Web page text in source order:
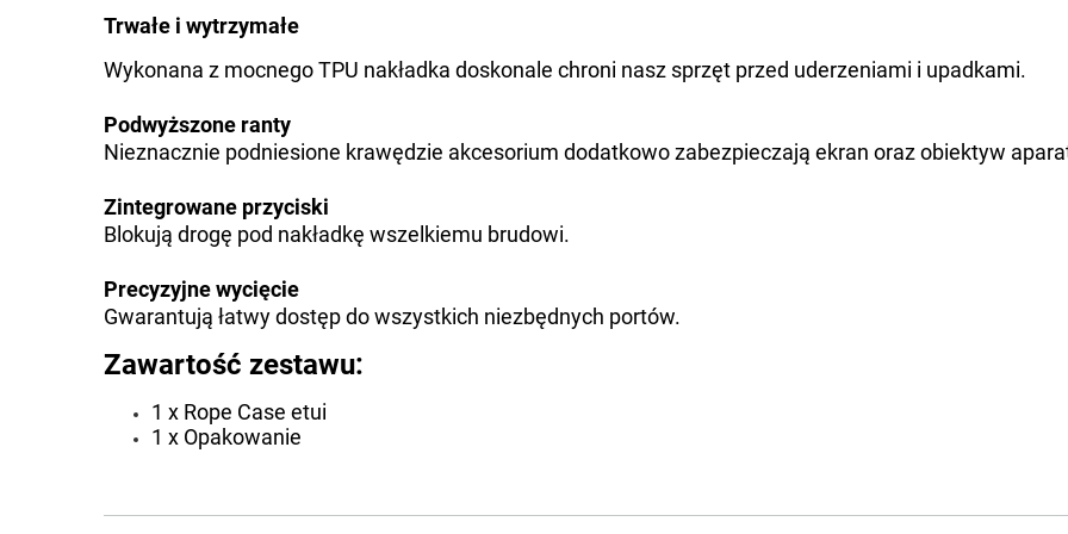
Trwałe i wytrzymałe
Wykonana z mocnego TPU nakładka doskonale chroni nasz sprzęt przed uderzeniami i upadkami.
Podwyższone ranty
Nieznacznie podniesione krawędzie akcesorium dodatkowo zabezpieczają ekran oraz obiektyw
Zintegrowane przyciski
Blokują drogę pod nakładkę wszelkiemu brudowi.
Precyzyjne wycięcie
Gwarantują łatwy dostęp do wszystkich niezbędnych portów.
Zawartość zestawu:
1 x Rope Case etui
1 x Opakowanie